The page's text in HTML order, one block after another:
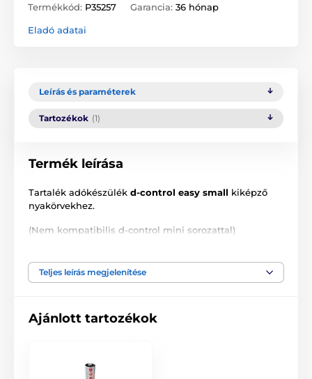
Termékkód: P35257 Garancia: 36 hónap
Eladó adatai
Leírás és paraméterek
Tartozékok (1)
Termék leírása
Tartalék adókészülék d-control easy small kiképző
nyakörvekhez.
(Nem kompatibilis d-control mini sorozattal)
A termék előnyei:
Hosszú akkumulátor-élettartam
Hatótávolság akár 200 m
Teljes leírás megjelenítése
Ajánlott tartozékok